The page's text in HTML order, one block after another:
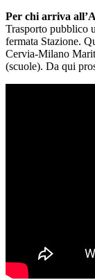
Per chi arriva
Trasporto pubblico
fermata Stazione.
Cervia-Milano
(scuole). Da qui